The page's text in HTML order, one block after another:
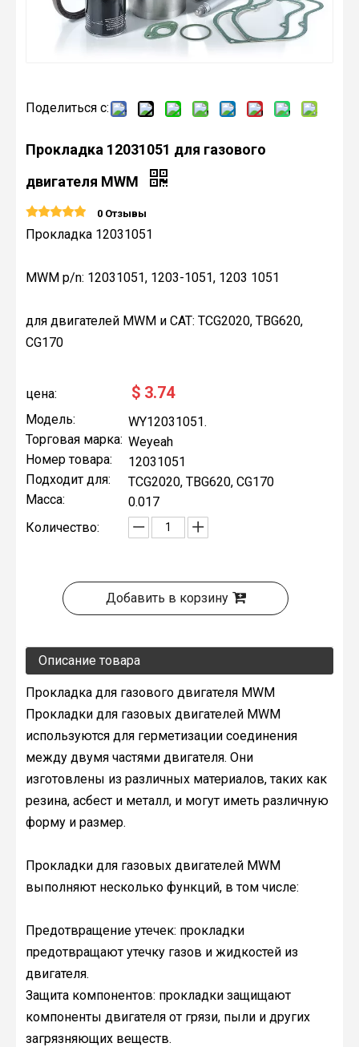
Поделиться с:
Прокладка 12031051 для газового
двигателя MWM
0 Отзывы
Прокладка 12031051
MWM p/n: 12031051, 1203-1051, 1203 1051
для двигателей MWM и CAT: TCG2020, TBG620,
CG170
цена: $ 3.74
Модель:
WY12031051.
Торговая марка: Weyeah
Номер товара:
12031051
Подходит для:
TCG2020, TBG620, CG170
Масса:
0.017
Количество:
Добавить в корзину
Описание товара
Прокладка для газового двигателя MWM
Прокладки для газовых двигателей MWM
используются для герметизации соединения
между двумя частями двигателя. Они
изготовлены из различных материалов, таких как
резина, асбест и металл, и могут иметь различную
форму и размер.
Прокладки для газовых двигателей MWM
выполняют несколько функций, в том числе:
Предотвращение утечек: прокладки
предотвращают утечку газов и жидкостей из
двигателя.
Защита компонентов: прокладки защищают
компоненты двигателя от грязи, пыли и других
загрязняющих веществ.